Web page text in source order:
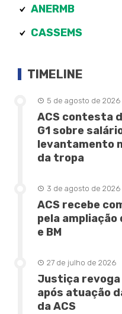
ANERMB
CASSEMS
TIMELINE
5 de agosto de 2026
ACS contesta
G1 sobre
levantamento
da tropa
3 de agosto de 2026
ACS recebe
pela ampliação
e BM
27 de julho de 2026
Justiça
após atuação
da ACS